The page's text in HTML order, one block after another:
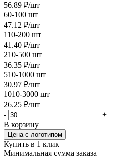
56.89 ₽/шт
60-100 шт
47.12 ₽/шт
110-200 шт
41.40 ₽/шт
210-500 шт
36.35 ₽/шт
510-1000 шт
30.97 ₽/шт
1010-3000 шт
26.25 ₽/шт
-
+
В корзину
Цена с логотипом
Купить в 1 клик
Минимальная сумма заказа